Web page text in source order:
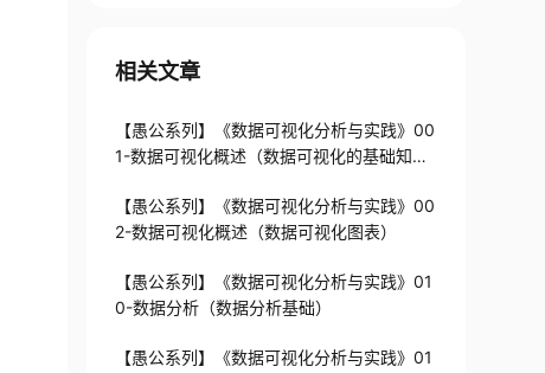
相关文章
【愚公系列】《数据可视化分析与实践》00
1-数据可视化概述（数据可视化的基础知
【愚公系列】《数据可视化分析与实践》00
2-数据可视化概述（数据可视化图表）
【愚公系列】《数据可视化分析与实践》01
0-数据分析（数据分析基础）
【愚公系列】《数据可视化分析与实践》01